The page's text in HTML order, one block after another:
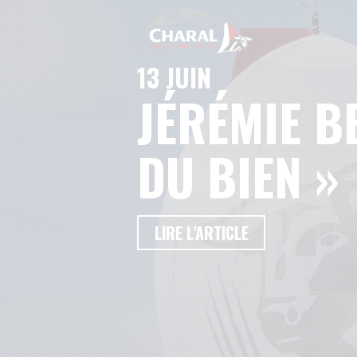
13 JUIN
JÉRÉMIE
DU BIEN »
LIRE L'ARTICLE